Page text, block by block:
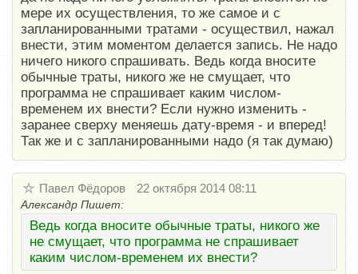
мере их осуществления, то же самое и с
запланированными тратами - осуществил, нажал
внести, этим моментом делается запись. Не надо
ничего никого спрашивать. Ведь когда вносите
обычные траты, никого же не смущает, что
программа не спрашивает каким числом-
временем их внести? Если нужно изменить -
заранее сверху меняешь дату-время - и вперед!
Так же и с запланированными надо (я так думаю)
Павел Фёдоров 22 октября 2014 08:11
Александр Пишет:
Ведь когда вносите обычные траты, никого же
не смущает, что программа не спрашивает
каким числом-временем их внести?